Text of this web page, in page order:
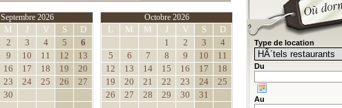
Septembre 2026
M J V S
D
2 3 4 5
6
9 10 11 12
13
16 17 18 19
20
23 24 25 26
27
30
Octobre 2026
L M M J V S
D
1
2 3
4
5
6 7 8 9 10
11
12
13 14 15 16 17
18
19
20 21 22 23 24
25
26
27 28 29 30 31
Type de location
Du
Au